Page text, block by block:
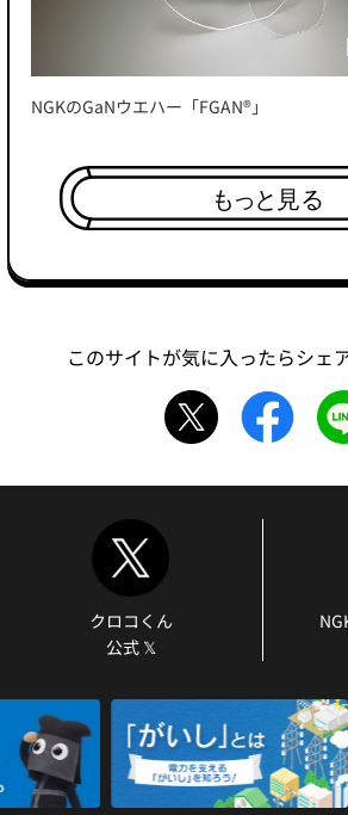
NGKのGaNウエハー「FGAN®」
このサイトが気に入ったらシェ
クロコくん
公式 𝕏